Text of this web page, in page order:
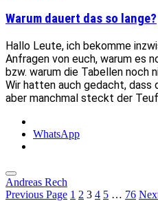
Warum dauert das so lange?
Hallo Leute, ich bekomme
Anfragen von euch, warum es
bzw. warum die Tabellen
Wir hatten auch gedacht, dass
aber manchmal steckt der
WhatsApp
Andreas Rech
Previous Page 1 2 3 4 5 … 76